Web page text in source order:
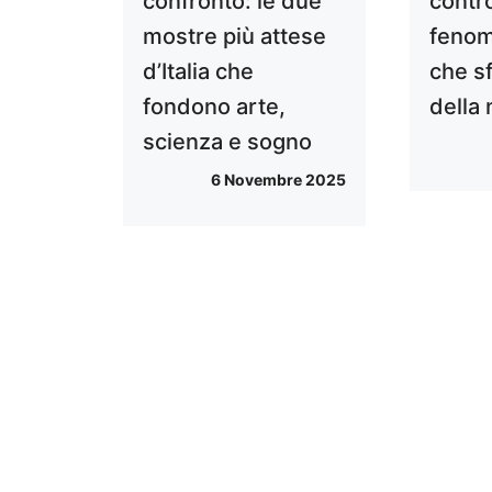
mostre più attese
d’Italia che
fondono arte,
scienza e sogno
6 Novembre 2025
che
della